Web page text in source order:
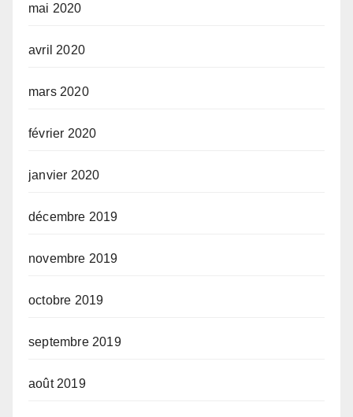
mai 2020
avril 2020
mars 2020
février 2020
janvier 2020
décembre 2019
novembre 2019
octobre 2019
septembre 2019
août 2019